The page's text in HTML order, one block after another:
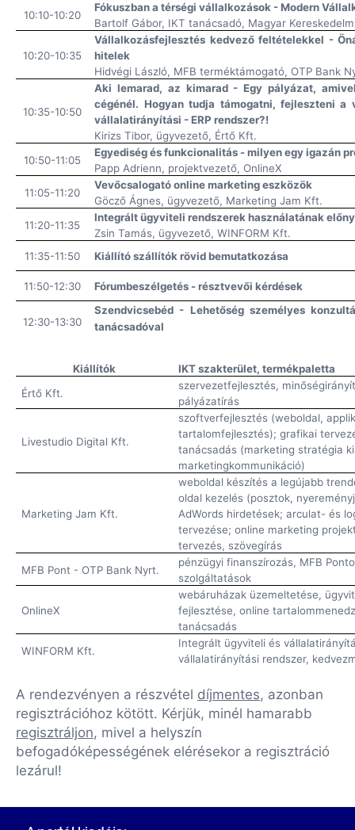
10:10-10:20
Fókuszban a térségi vállalkozások - Modern
Bartolf Gábor, IKT tanácsadó, Magyar
10:20-10:35
Vállalkozásfejlesztés kedvező feltételekkel -
hitelek
Hidvégi László, MFB terméktámogató, OTP Bank
10:35-10:50
Aki lemarad, az kimarad - Egy pályázat,
cégénél. Hogyan tudja támogatni, fejleszteni a
vállalatirányítási - ERP rendszer?!
Kirizs Tibor, ügyvezető, Értő Kft.
10:50-11:05
Egyediség és funkcionalitás - milyen egy igazán
Papp Adrienn, projektvezető, OnlineX
11:05-11:20
Vevőcsalogató online marketing eszközök
Göcző Ágnes, ügyvezető, Marketing Jam Kft.
11:20-11:35
Integrált ügyviteli rendszerek használatának
Zsin Tamás, ügyvezető, WINFORM Kft.
11:35-11:50
Kiállító szállítók rövid bemutatkozása
11:50-12:30 Fórumbeszélgetés - résztvevői kérdések
12:30-13:30
Szendvicsebéd - Lehetőség személyes
tanácsadóval
Kiállítók
IKT szakterület, termékpaletta
Értő Kft.
szervezetfejlesztés,
pályázatírás
Livestudio Digital Kft.
szoftverfejlesztés (weboldal,
tartalomfejlesztés); grafikai
tanácsadás (marketing stratégia
marketingkommunikáció)
Marketing Jam Kft.
weboldal készítés a legújabb
oldal kezelés (posztok,
AdWords hirdetések; arculat- és
tervezése; online marketing
tervezés, szövegírás
MFB Pont - OTP Bank Nyrt.
pénzügyi finanszírozás, MFB
szolgáltatások
OnlineX
webáruházak üzemeltetése,
fejlesztése, online
tanácsadás
WINFORM Kft.
Integrált ügyviteli és
vállalatirányítási rendszer,
A rendezvényen a részvétel díjmentes, azonban
regisztrációhoz kötött. Kérjük, minél hamarabb
regisztráljon, mivel a helyszín
befogadóképességének elérésekor a regisztráció
lezárul!